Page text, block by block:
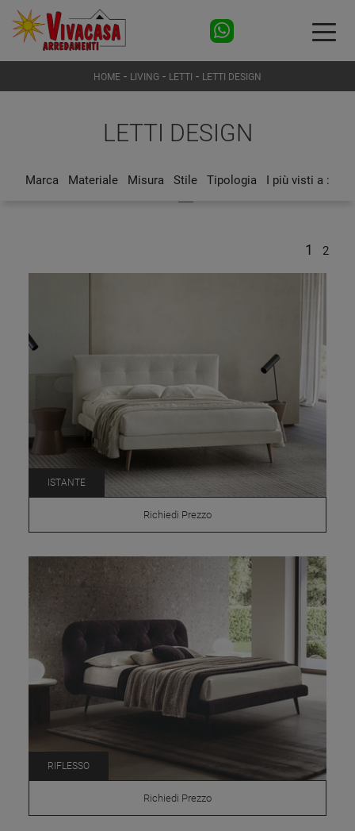
HOME - LIVING - LETTI - LETTI DESIGN
LETTI DESIGN
Marca Materiale Misura Stile Tipologia I più visti a :
1 2
ISTANTE
Richiedi Prezzo
RIFLESSO
Richiedi Prezzo